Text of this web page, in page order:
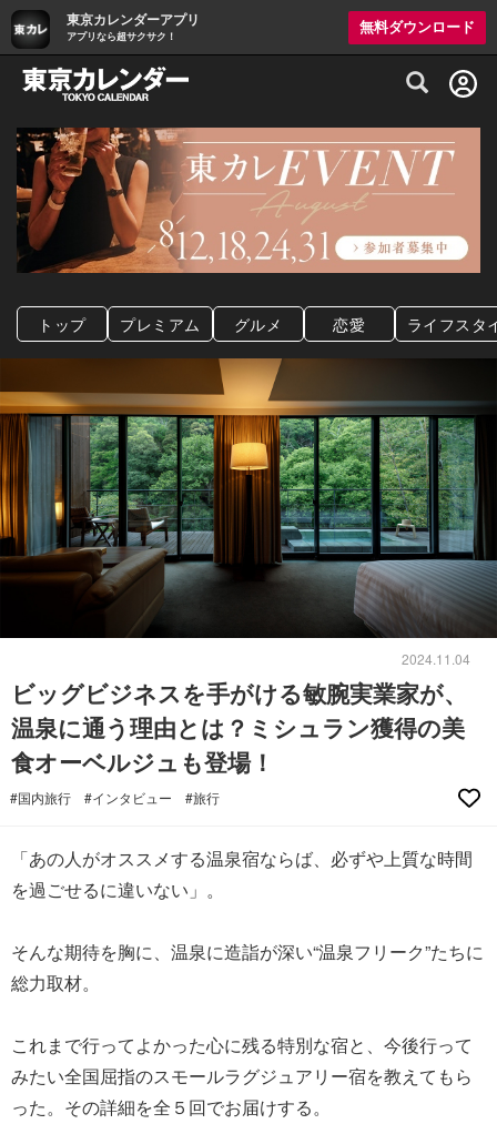
東京カレンダーアプリ
アプリなら超サクサク！
無料ダウンロード
グルメ情報・プレミアムレストラン予約
トップ プレミアム グルメ 恋愛 ライフスタ
2024.11.04
ビッグビジネスを手がける敏腕実業家が、
温泉に通う理由とは？ミシュラン獲得の美
食オーベルジュも登場！
#国内旅行 #インタビュー #旅行
「あの人がオススメする温泉宿ならば、必ずや上質な時間
を過ごせるに違いない」。
そんな期待を胸に、温泉に造詣が深い“温泉フリーク”たちに
総力取材。
これまで行ってよかった心に残る特別な宿と、今後行って
みたい全国屈指のスモールラグジュアリー宿を教えてもら
った。その詳細を全５回でお届けする。